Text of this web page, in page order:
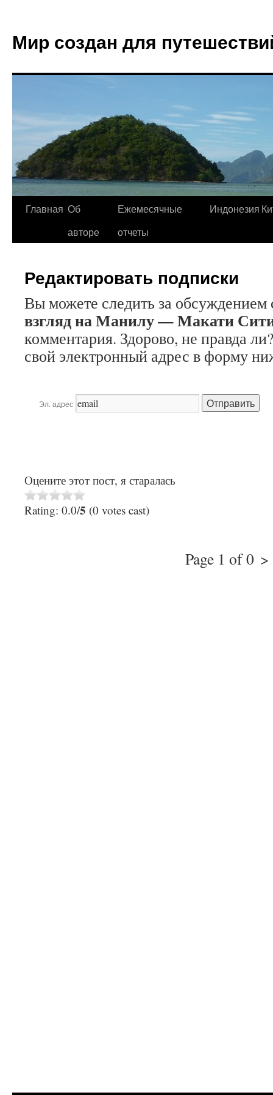
Мир создан для
Главная Об
авторе
Ежемесячные
отчеты
Индонезия
Редактировать подписки
Вы можете следить за обсуждением
взгляд на Манилу — Макати
комментария. Здорово, не правда
свой электронный адрес в форму
Эл. адрес
Оцените этот пост, я старалась
Rating: 0.0/5 (0 votes cast)
Page 1 of 0 >